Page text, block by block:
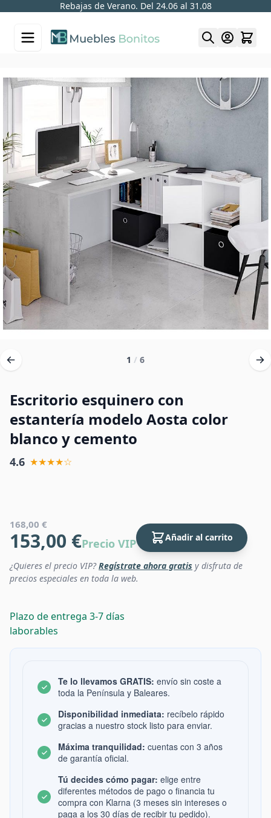
Rebajas de Verano. Del 24.06 al 31.08
1 / 6
Escritorio esquinero con
estantería modelo Aosta color
blanco y cemento
4.6 ★★★★☆
168,00 €
153,00 €Precio VIP Añadir al carrito
¿Quieres el precio VIP?Regístrate ahora gratis y disfruta de
precios especiales en toda la web.
Plazo de entrega 3-7 días
laborables
Te lo llevamos GRATIS: envío sin coste a
toda la Península y Baleares.
Disponibilidad inmediata: recíbelo rápido
gracias a nuestro stock listo para enviar.
Máxima tranquilidad: cuentas con 3 años
de garantía oficial.
Tú decides cómo pagar: elige entre
diferentes métodos de pago o financia tu
compra con Klarna (3 meses sin intereses o
paga a los 30 días de recibir tu pedido).